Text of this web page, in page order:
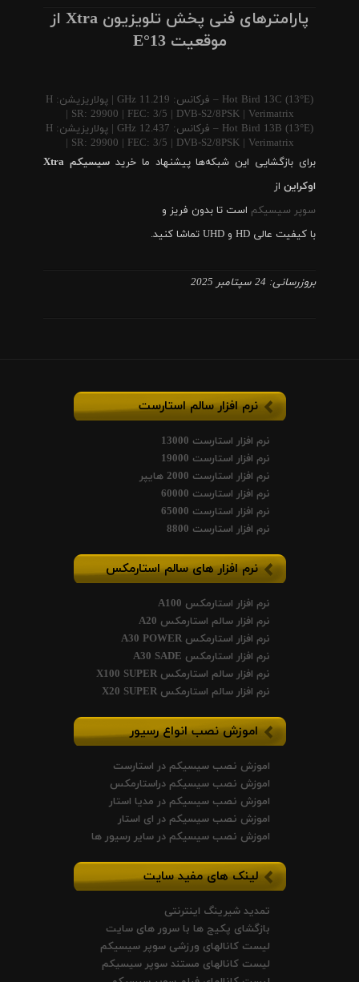
پارامترهای فنی پخش تلویزیون Xtra از
موقعیت 13°E
Hot Bird 13C (13°E) – فرکانس: 11.219 GHz | پولاریزیشن: H
| SR: 29900 | FEC: 3/5 | DVB-S2/8PSK | Verimatrix
Hot Bird 13B (13°E) – فرکانس: 12.437 GHz | پولاریزیشن: H
| SR: 29900 | FEC: 3/5 | DVB-S2/8PSK | Verimatrix
برای بازگشایی این شبکه‌ها پیشنهاد ما خرید
سیسیکم Xtra
اوکرایناز
سوپر سیسیکم است تا بدون فریز و
با کیفیت عالی HD و UHD تماشا کنید.
بروزرسانی: 24 سپتامبر 2025
نرم افزار سالم استارست
نرم افزار استارست 13000
نرم افزار استارست 19000
نرم افزار استارست 2000 هایپر
نرم افزار استارست 60000
نرم افزار استارست 65000
نرم افزار استارست 8800
نرم افزار های سالم استارمکس
نرم افزار استارمکس A100
نرم افزار سالم استارمکس A20
نرم افزار استارمکس A30 POWER
نرم افزار استارمکس A30 SADE
نرم افزار سالم استارمکس X100 SUPER
نرم افزار سالم استارمکس X20 SUPER
اموزش نصب انواع رسیور
اموزش نصب سیسیکم در استارست
اموزش نصب سیسیکم دراستارمکس
اموزش نصب سیسیکم در مدیا استار
اموزش نصب سیسیکم در ای استار
اموزش نصب سیسیکم در سایر رسیور ها
لینک های مفید سایت
تمدید شیرینگ اینترنتی
بازگشای پکیج ها با سرور های سایت
لیست کانالهای ورزشی سوپر سیسیکم
لیست کانالهای مستند سوپر سیسیکم